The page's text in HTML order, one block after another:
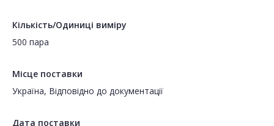
Кількість/Одиниці виміру
500 пара
Місце поставки
Україна, Відповідно до документації
Дата поставки